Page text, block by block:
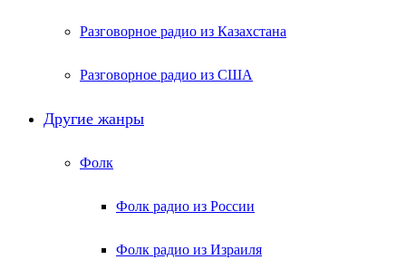
Разговорное радио из Казахстана
Разговорное радио из США
Другие жанры
Фолк
Фолк радио из России
Фолк радио из Израиля